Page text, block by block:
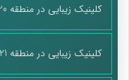
کلینیک زیبایی در منطقه 20
کلینیک زیبایی در منطقه 21